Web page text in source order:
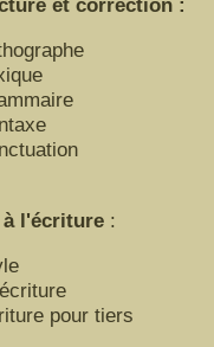
et correction :
l'écriture :
pour tiers